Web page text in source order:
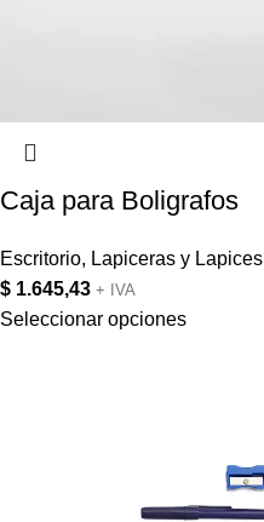
Caja para Boligrafos
Escritorio, Lapiceras y Lapices
$ 1.645,43 + IVA
Seleccionar opciones